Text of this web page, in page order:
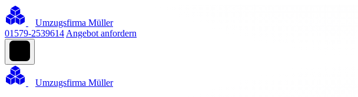
Umzugsfirma Müller
01579-2539614 Angebot anfordern
Umzugsfirma Müller